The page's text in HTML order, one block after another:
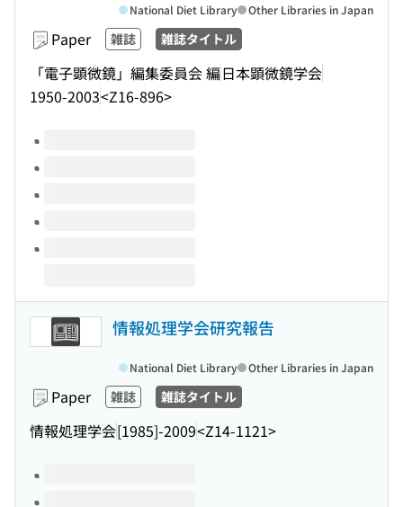
Paper 雑誌 雑誌タイトル
「電子顕微鏡」編集委員会 編日本顕微鏡学会
1950-2003<Z16-896>
National Diet Library Other Libraries in Japan
Volumes of this title
情報処理学会研究報告
Paper 雑誌 雑誌タイトル
情報処理学会[1985]-2009<Z14-1121>
National Diet Library Other Libraries in Japan
Volumes of this title